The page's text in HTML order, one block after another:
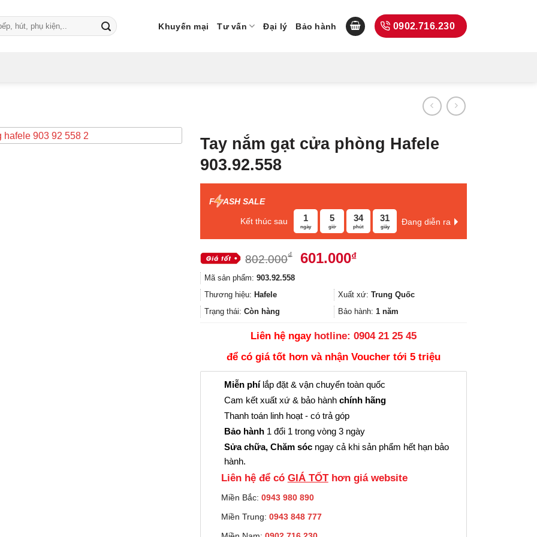
Khuyến mại Tư vấn Đại lý Bảo hành 0902.716.230
Tay nắm gạt cửa phòng Hafele
903.92.558
F ASH SALE
Kết thúc sau 1
ngày
5
giờ
34
phút
30
giây
Đang diễn ra
802.000₫
Giá
802.000₫.
601.000₫Giá
là:
601.000₫.
Mã sản phẩm: 903.92.558
Thương hiệu: Hafele Xuất xứ: Trung Quốc
Trạng thái: Còn hàng Bảo hành: 1 năm
Liên hệ ngay hotline: 0904 21 25 45
để có giá tốt hơn và nhận Voucher tới 5 triệu
Miễn phílắp đặt & vận chuyển toàn quốc
Cam kết xuất xứ & bảo hành chính hãng
Thanh toán linh hoạt - có trả góp
Bảo hành 1 đổi 1 trong vòng 3 ngày
Sửa chữa, Chăm sóc ngay cả khi sản phẩm hết hạn bảo
hành.
Liên hệ để có GIÁ TỐThơn giá website
Miền Bắc: 0943 980 890
Miền Trung: 0943 848 777